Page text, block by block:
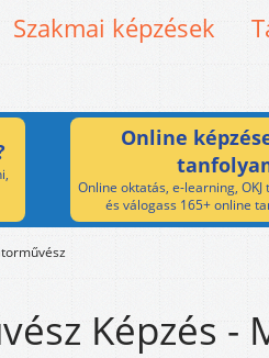
Szakmai képzések
Online
Online oktatás, e-learning,
és válogass 165+ online
Képzés -